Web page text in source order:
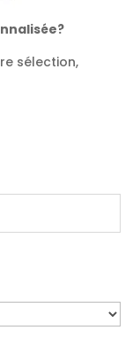
sélection,